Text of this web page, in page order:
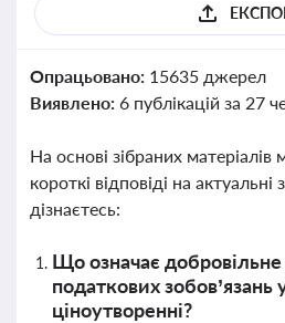
Опрацьовано: 15635 джерел
Виявлено: 6 публікацій за 27
На основі зібраних
короткі відповіді на
дізнаєтесь:
Що означає
податкових
ціноутворенні?